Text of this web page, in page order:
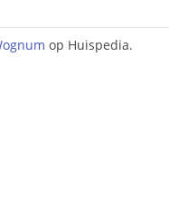
op Huispedia.